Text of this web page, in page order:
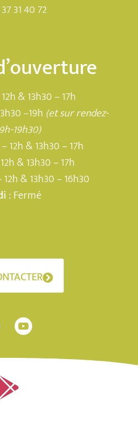
31 40 72
& 13h30 – 17h
–19h (et sur rendez-
19h30)
12h & 13h30 – 17h
& 13h30 – 17h
& 13h30 – 16h30
: Fermé